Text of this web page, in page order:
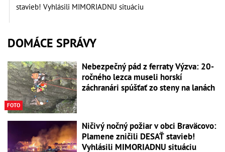
stavieb! Vyhlásili MIMORIADNU situáciu
DOMÁCE SPRÁVY
FOTO
Nebezpečný pád z ferraty Výzva: 20-
ročného lezca museli horskí
záchranári spúšťať zo steny na lanách
Ničivý nočný požiar v obci Braväcovo:
Plamene zničili DESAŤ stavieb!
Vyhlásili MIMORIADNU situáciu